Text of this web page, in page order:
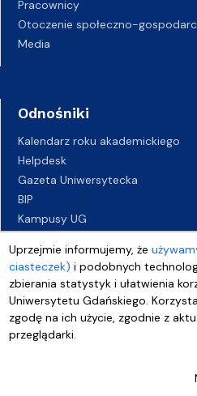
Uprzejmie informujemy, że
ciasteczek) i podobnych
zbierania statystyk i ułatwienia
Uniwersytetu Gdańskiego.
zgodę na ich użycie, zgodnie z
przeglądarki.
Pracownicy
Otoczenie społeczno-
Media
Odnośniki
Kalendarz roku akademickiego
Helpdesk
Gazeta Uniwersytecka
BIP
Kampusy UG
Oferty pracy
Deklaracja dostępności